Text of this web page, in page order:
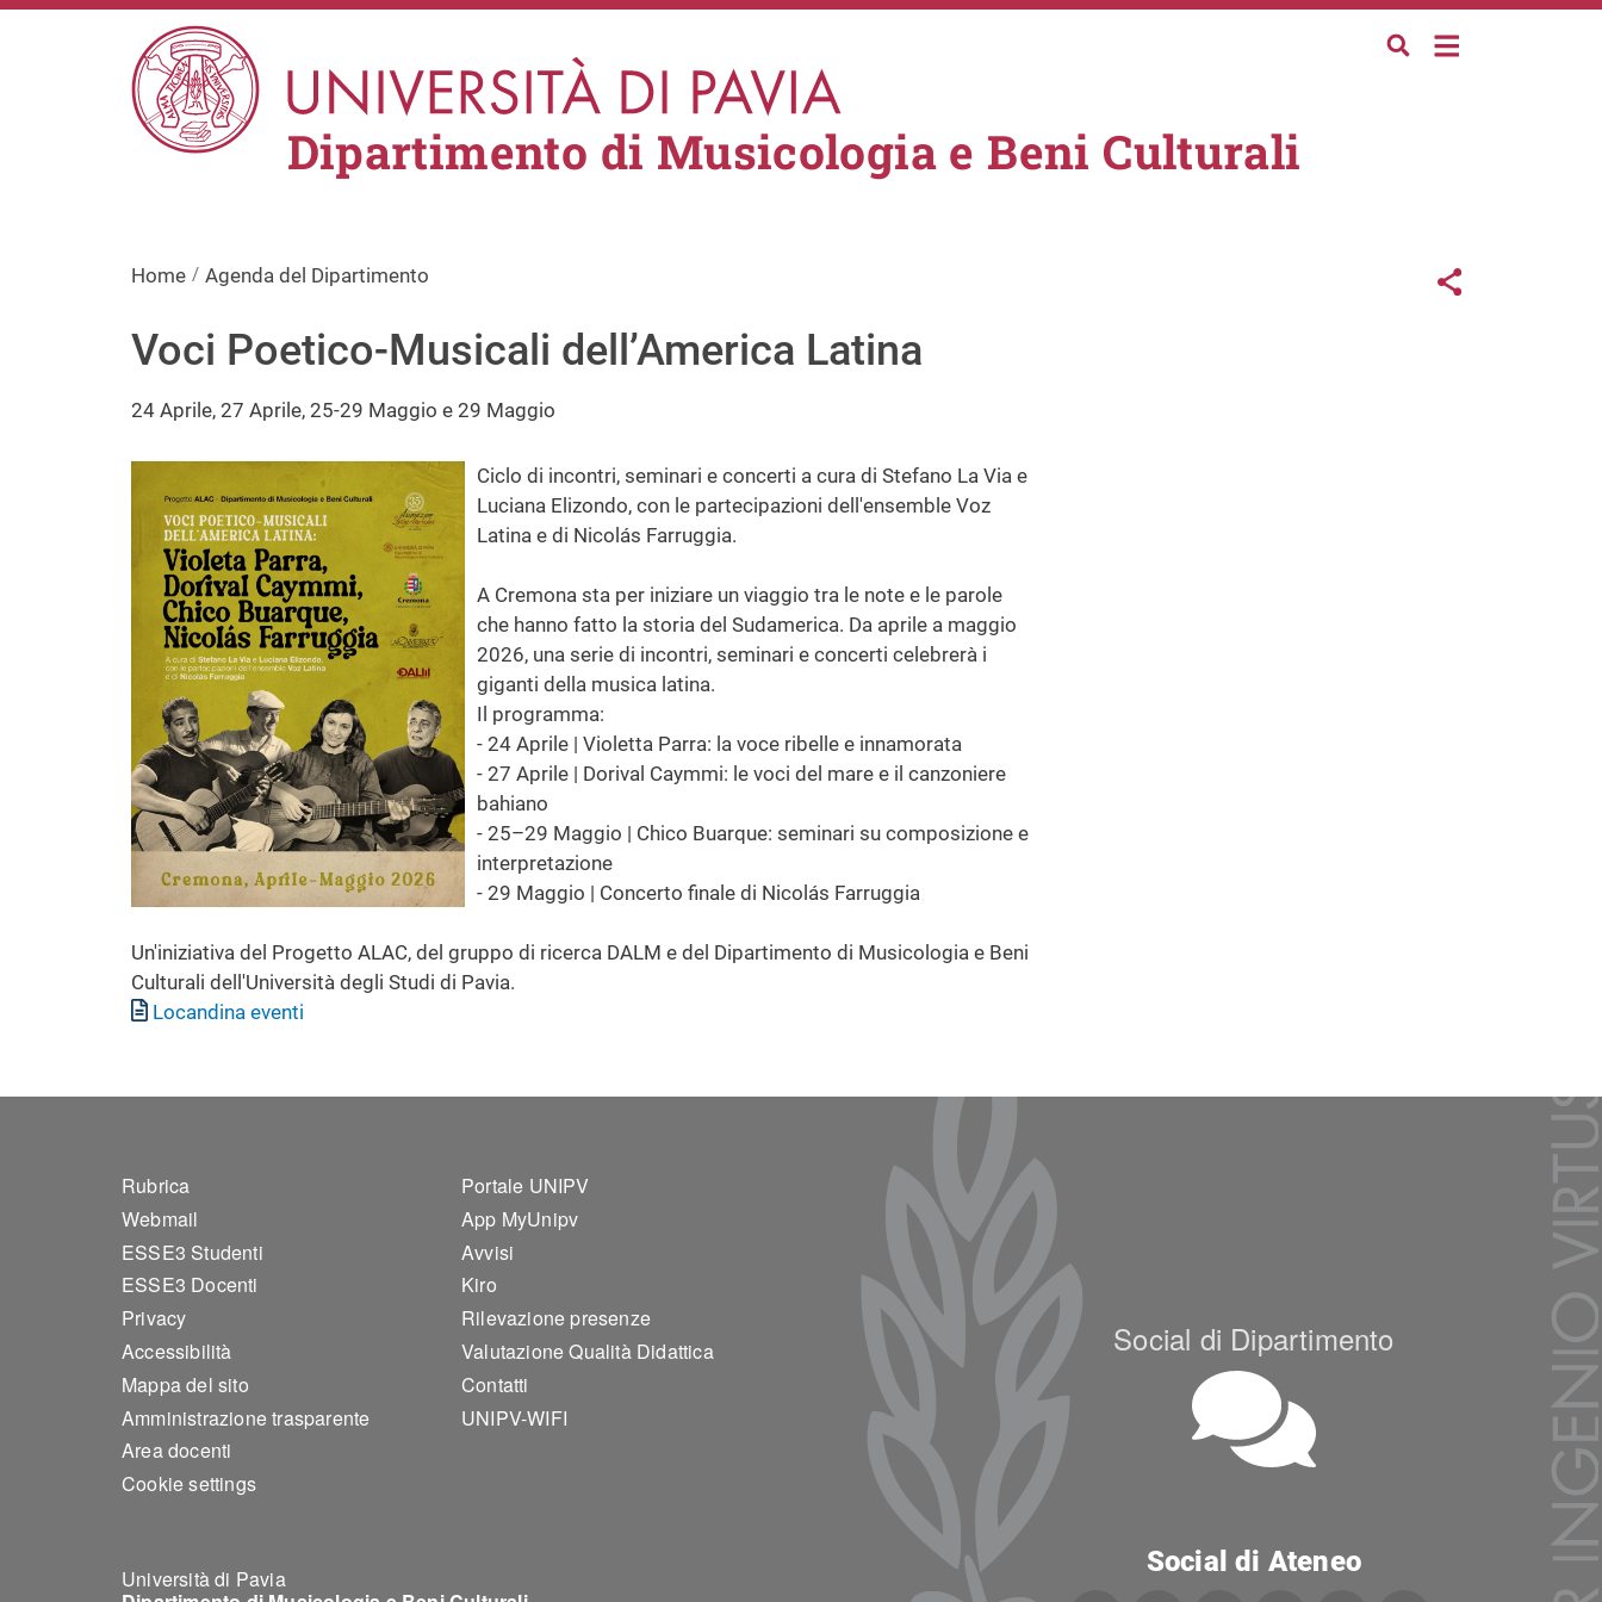
Salta al contenuto principale
Dipartimento di Musicologia e Beni Culturali
Home Agenda del Dipartimento Links
Share button
Voci Poetico-Musicali dell’America Latina
24 Aprile, 27 Aprile, 25-29 Maggio e 29 Maggio
Ciclo di incontri, seminari e concerti a cura di Stefano La Via e
Luciana Elizondo, con le partecipazioni dell'ensemble Voz
Latina e di Nicolás Farruggia.
A Cremona sta per iniziare un viaggio tra le note e le parole
che hanno fatto la storia del Sudamerica. Da aprile a maggio
2026, una serie di incontri, seminari e concerti celebrerà i
giganti della musica latina.
Il programma:
- 24 Aprile | Violetta Parra: la voce ribelle e innamorata
- 27 Aprile | Dorival Caymmi: le voci del mare e il canzoniere
bahiano
- 25–29 Maggio | Chico Buarque: seminari su composizione e
interpretazione
- 29 Maggio | Concerto finale di Nicolás Farruggia
Un'iniziativa del Progetto ALAC, del gruppo di ricerca DALM e del Dipartimento di Musicologia e Beni
Culturali dell'Università degli Studi di Pavia.
Documento
Locandina eventi
Footer 1
Rubrica
Webmail
ESSE3 Studenti
ESSE3 Docenti
Privacy
Accessibilità
Mappa del sito
Amministrazione trasparente
Area docenti
Cookie settings
Footer 2
Portale UNIPV
App MyUnipv
Avvisi
Kiro
Rilevazione presenze
Valutazione Qualità Didattica
Contatti
UNIPV-WIFI
Social di Dipartimento
Università di Pavia
Social di Ateneo